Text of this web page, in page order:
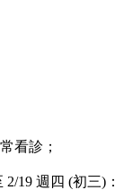
看診；
2/19 週四 (初三)